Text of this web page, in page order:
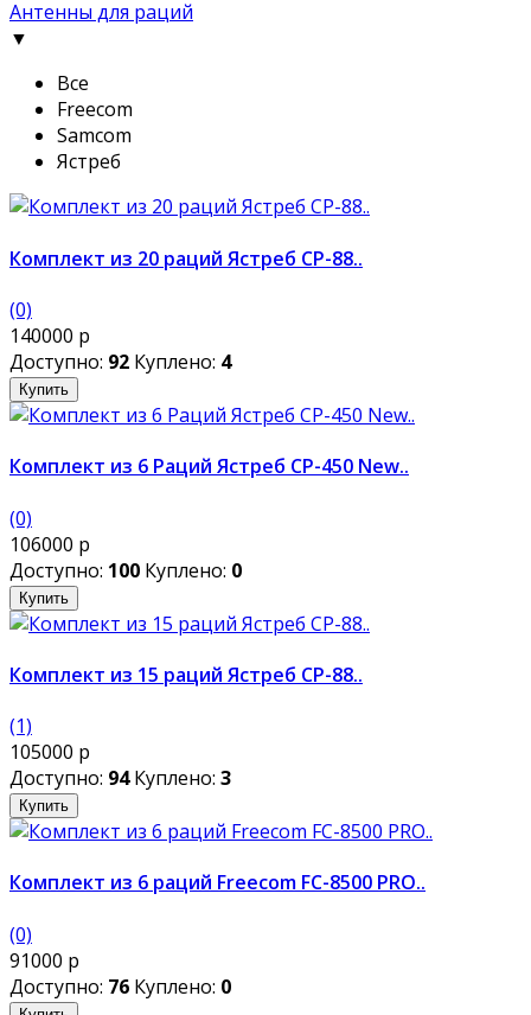
Антенны для раций
▼
Все
Freecom
Samcom
Ястреб
Комплект из 20 раций Ястреб СР-88..
(0)
140000 р
Доступно: 92 Куплено: 4
Купить
Комплект из 6 Раций Ястреб СР-450 New..
(0)
106000 р
Доступно: 100 Куплено: 0
Купить
Комплект из 15 раций Ястреб СР-88..
(1)
105000 р
Доступно: 94 Куплено: 3
Купить
Комплект из 6 раций Freecom FC-8500 PRO..
(0)
91000 р
Доступно: 76 Куплено: 0